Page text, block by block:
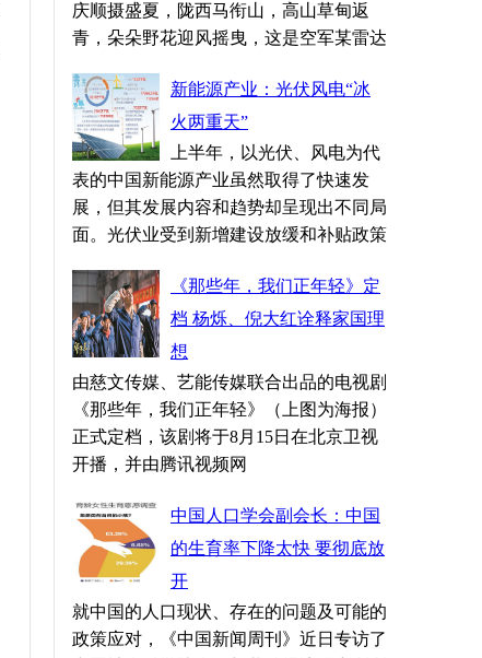
庆顺摄盛夏，陇西马衔山，高山草甸返
青，朵朵野花迎风摇曳，这是空军某雷达
新能源产业：光伏风电“冰
火两重天”
上半年，以光伏、风电为代
表的中国新能源产业虽然取得了快速发
展，但其发展内容和趋势却呈现出不同局
面。光伏业受到新增建设放缓和补贴政策
《那些年，我们正年轻》定
档 杨烁、倪大红诠释家国理
想
由慈文传媒、艺能传媒联合出品的电视剧
《那些年，我们正年轻》（上图为海报）
正式定档，该剧将于8月15日在北京卫视
开播，并由腾讯视频网
中国人口学会副会长：中国
的生育率下降太快 要彻底放
开
就中国的人口现状、存在的问题及可能的
政策应对，《中国新闻周刊》近日专访了